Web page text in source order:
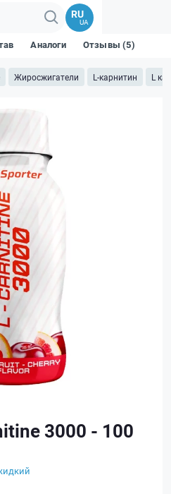
RU
UA
Жиросжигатели L-карнитин L
Аналоги Отзывы (5)
3000 - 100